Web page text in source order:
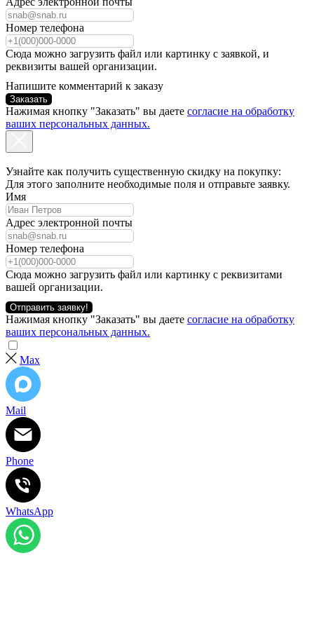
Номер телефона
Сюда можно загрузить файл или картинку с заявкой, и
реквизиты вашей организации.
Напишите комментарий к заказу
Заказать
Нажимая кнопку "Заказать" вы даете согласие на обработку
ваших персональных данных.
Узнайте как получить существенную скидку на покупку:
Для этого заполните необходимые поля и отправьте заявку.
Имя
Адрес электронной почты
Номер телефона
Сюда можно загрузить файл или картинку с реквизитами
вашей организации.
Отправить заявку!
Нажимая кнопку "Заказать" вы даете согласие на обработку
ваших персональных данных.
Max
Mail
Phone
WhatsApp